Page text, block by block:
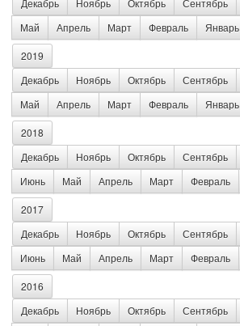
Май
Апрель Март Февраль Январь
2019
Декабрь
Ноябрь Октябрь Сентябрь
Май
Апрель Март Февраль Январь
2018
Декабрь
Ноябрь Октябрь Сентябрь
Июнь
Май Апрель Март Февраль
2017
Декабрь
Ноябрь Октябрь Сентябрь
Июнь
Май Апрель Март Февраль
2016
Декабрь
Ноябрь Октябрь Сентябрь